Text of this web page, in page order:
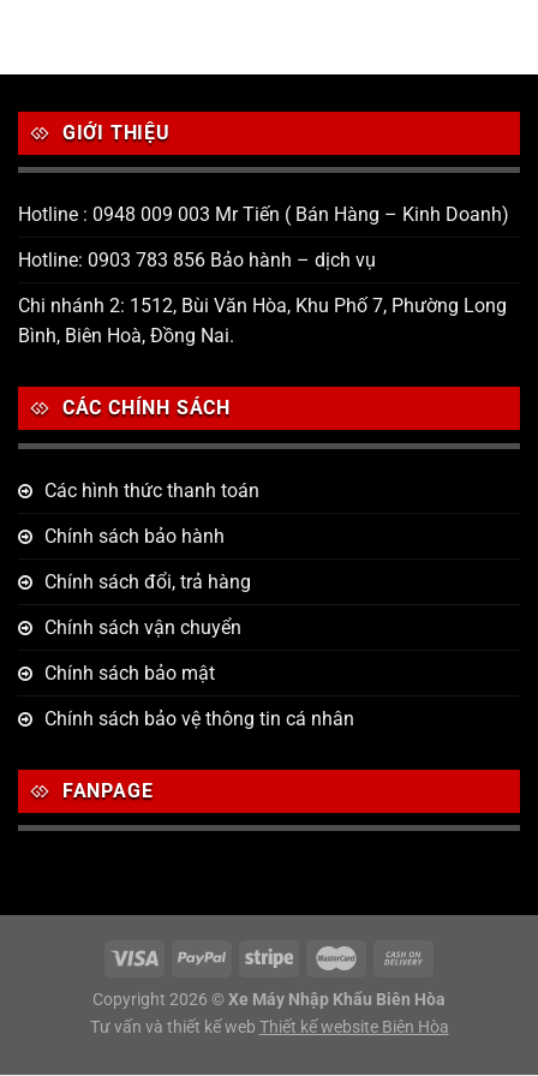
GIỚI THIỆU
Hotline : 0948 009 003 Mr Tiến ( Bán Hàng – Kinh Doanh)
Hotline: 0903 783 856 Bảo hành – dịch vụ
Chi nhánh 2: 1512, Bùi Văn Hòa, Khu Phố 7, Phường Long
Bình, Biên Hoà, Đồng Nai.
CÁC CHÍNH SÁCH
Các hình thức thanh toán
Chính sách bảo hành
Chính sách đổi, trả hàng
Chính sách vận chuyển
Chính sách bảo mật
Chính sách bảo vệ thông tin cá nhân
FANPAGE
Copyright 2026 © Xe Máy Nhập Khẩu Biên Hòa
Tư vấn và thiết kế web Thiết kế website Biên Hòa